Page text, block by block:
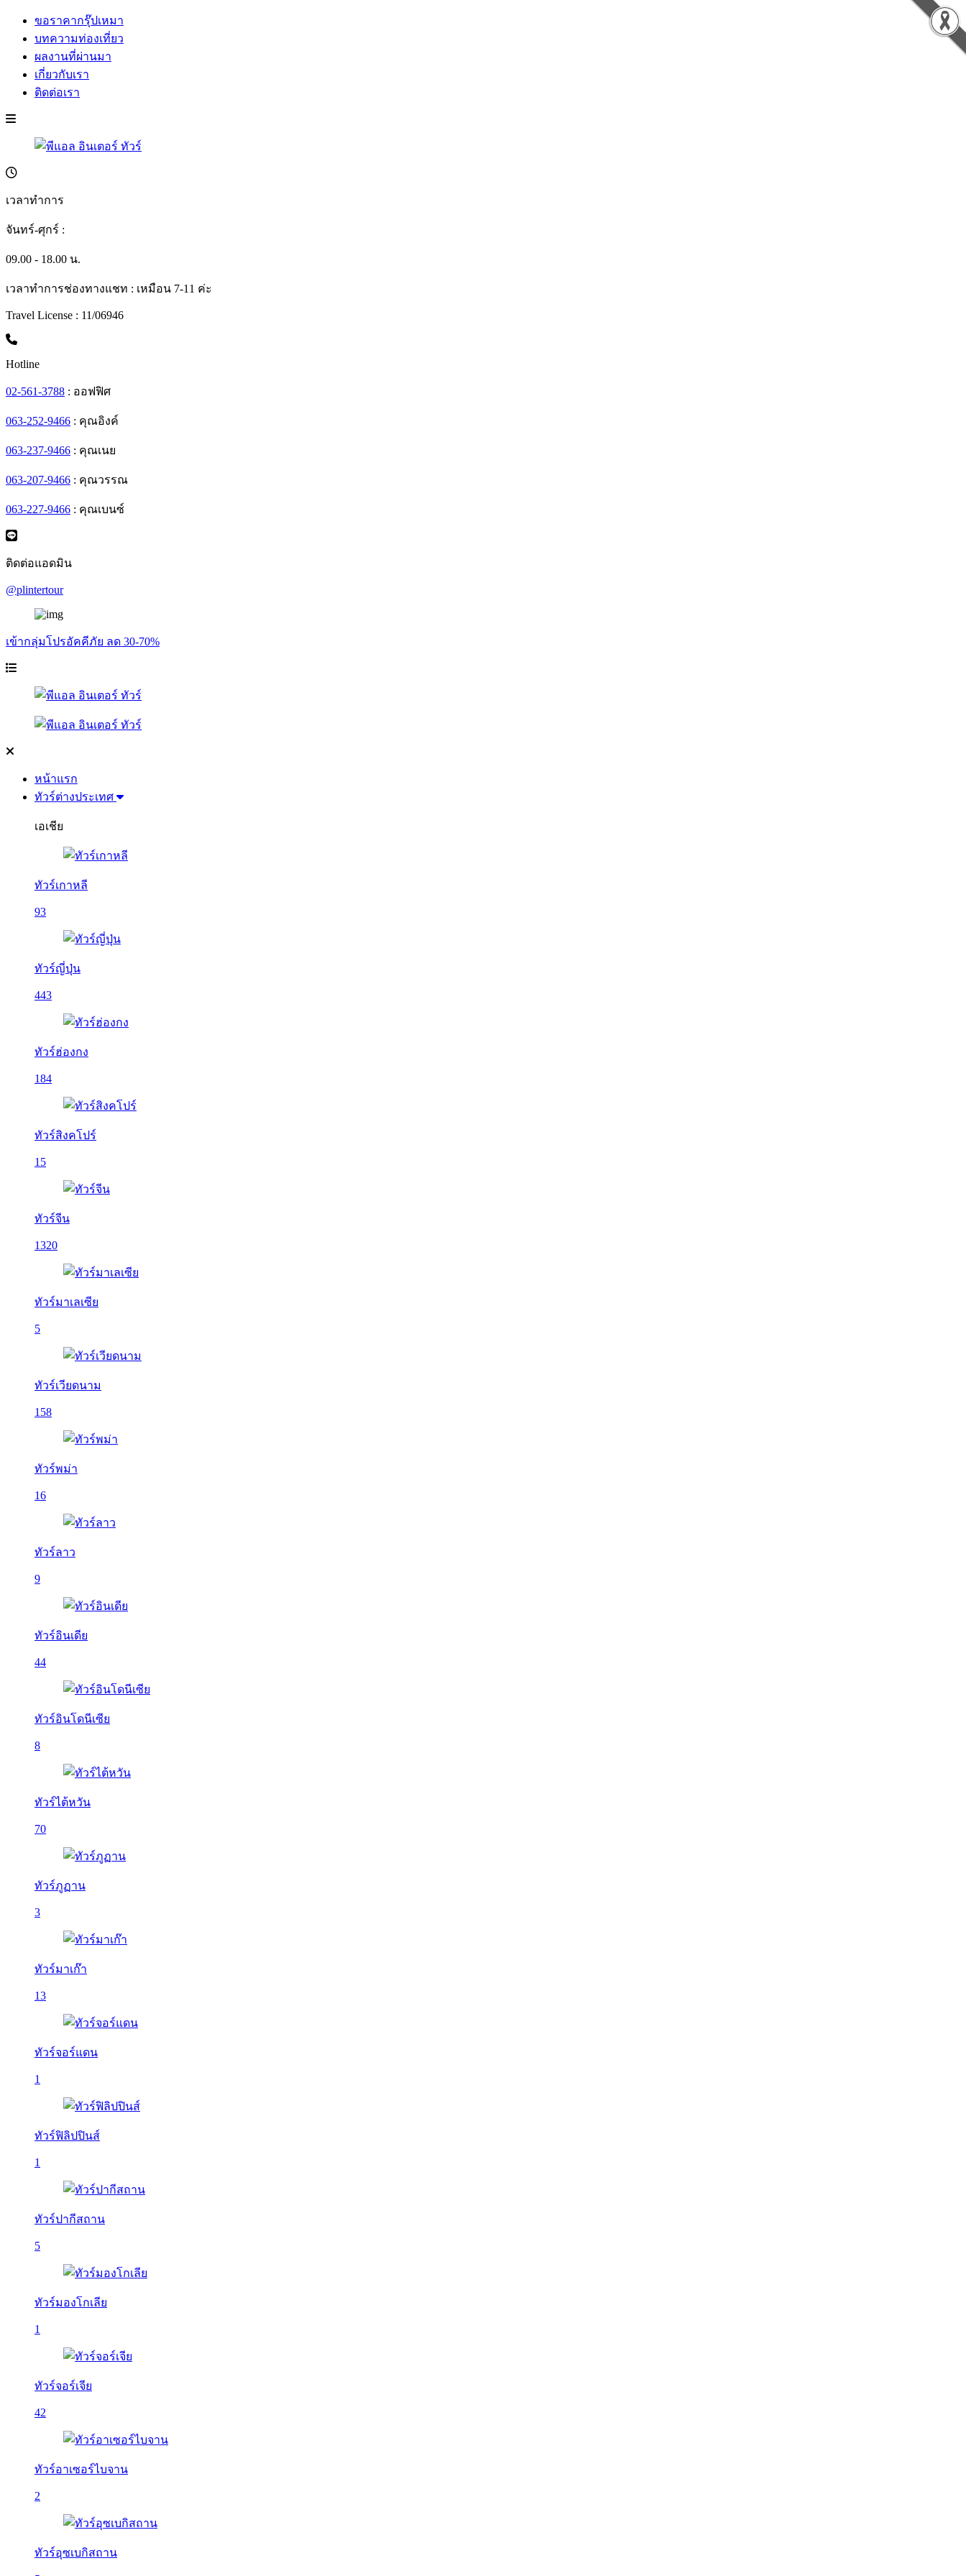
ขอราคากรุ๊ปเหมา
บทความท่องเที่ยว
ผลงานที่ผ่านมา
เกี่ยวกับเรา
ติดต่อเรา
เวลาทำการ
จันทร์-ศุกร์ :
09.00 - 18.00 น.
เวลาทำการช่องทางแชท : เหมือน 7-11 ค่ะ
Travel License : 11/06946
Hotline
02-561-3788 : ออฟฟิศ
063-252-9466 : คุณอิงค์
063-237-9466 : คุณเนย
063-207-9466 : คุณวรรณ
063-227-9466 : คุณเบนซ์
ติดต่อแอดมิน
@plintertour
เข้ากลุ่มโปรอัคคีภัย ลด 30-70%
หน้าแรก
ทัวร์ต่างประเทศ
เอเชีย
ทัวร์เกาหลี
93
ทัวร์ญี่ปุ่น
443
ทัวร์ฮ่องกง
184
ทัวร์สิงคโปร์
15
ทัวร์จีน
1320
ทัวร์มาเลเซีย
5
ทัวร์เวียดนาม
158
ทัวร์พม่า
16
ทัวร์ลาว
9
ทัวร์อินเดีย
44
ทัวร์อินโดนีเซีย
8
ทัวร์ไต้หวัน
70
ทัวร์ภูฏาน
3
ทัวร์มาเก๊า
13
ทัวร์จอร์แดน
1
ทัวร์ฟิลิปปินส์
1
ทัวร์ปากีสถาน
5
ทัวร์มองโกเลีย
1
ทัวร์จอร์เจีย
42
ทัวร์อาเซอร์ไบจาน
2
ทัวร์อุซเบกิสถาน